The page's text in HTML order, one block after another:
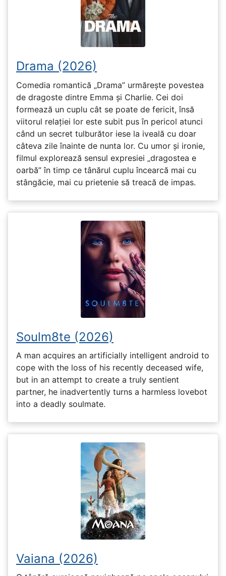
Drama (2026)
Comedia romantică „Drama” urmărește povestea
de dragoste dintre Emma și Charlie. Cei doi
formează un cuplu cât se poate de fericit, însă
viitorul relației lor este subit pus în pericol atunci
când un secret tulburător iese la iveală cu doar
câteva zile înainte de nunta lor. Cu umor și ironie,
filmul explorează sensul expresiei „dragostea e
oarbă” în timp ce tânărul cuplu încearcă mai cu
stângăcie, mai cu prietenie să treacă de impas.
Soulm8te (2026)
A man acquires an artificially intelligent android to
cope with the loss of his recently deceased wife,
but in an attempt to create a truly sentient
partner, he inadvertently turns a harmless lovebot
into a deadly soulmate.
Vaiana (2026)